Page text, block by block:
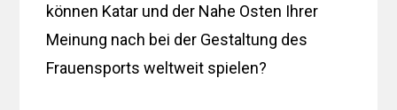
können Katar und der Nahe Osten Ihrer
Meinung nach bei der Gestaltung des
Frauensports weltweit spielen?